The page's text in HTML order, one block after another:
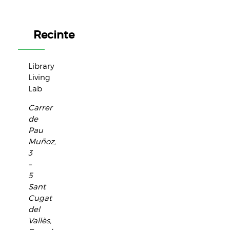
Recinte
Library
Living
Lab
Carrer
de
Pau
Muñoz,
3
–
5
Sant
Cugat
del
Vallès,